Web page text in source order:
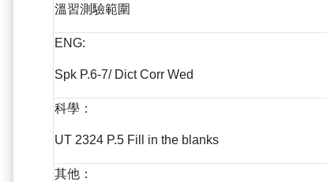
溫習測驗範圍
ENG:
Spk P.6-7/ Dict Corr Wed
科學：
UT 2324 P.5 Fill in the blanks
其他：